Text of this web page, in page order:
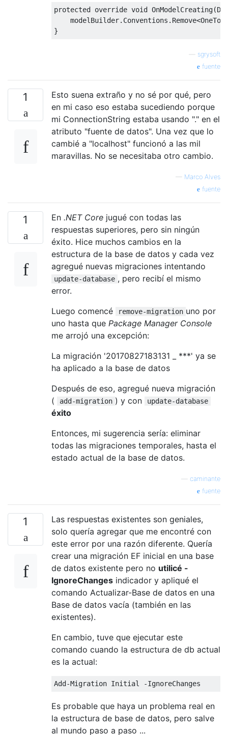
protected override void OnModelCreating(
    modelBuilder
. Conventions . Remove<
}
sgrysoft
fuente
1
Esto suena extraño y no sé por qué, pero
en mi caso eso estaba sucediendo porque
mi ConnectionString estaba usando "." en el
atributo "fuente de datos". Una vez que lo
cambié a "localhost" funcionó a las mil
maravillas. No se necesitaba otro cambio.
— Marco Alves
fuente
1 En .NET Core jugué con todas las
respuestas superiores, pero sin ningún
éxito. Hice muchos cambios en la
estructura de la base de datos y cada vez
agregué nuevas migraciones intentando
update-database , pero recibí el mismo
error.
Luego comencé
remove-migration uno por
uno hasta que Package Manager Console
me arrojó una excepción:
La migración '20170827183131 _ ***' ya se
ha aplicado a la base de datos
Después de eso, agregué nueva migración
(
add-migration ) y con update-database
éxito
Entonces, mi sugerencia sería: eliminar
todas las migraciones temporales, hasta el
estado actual de la base de datos.
caminante
fuente
1
Las respuestas existentes son geniales,
solo quería agregar que me encontré con
este error por una razón diferente. Quería
crear una migración EF inicial en una base
de datos existente pero no utilicé -
IgnoreChanges indicador y apliqué el
comando Actualizar-Base de datos en una
Base de datos vacía (también en las
existentes).
En cambio, tuve que ejecutar este
comando cuando la estructura de db actual
es la actual:
Add-Migration Initial -IgnoreChanges
Es probable que haya un problema real en
la estructura de base de datos, pero salve
al mundo paso a paso ...